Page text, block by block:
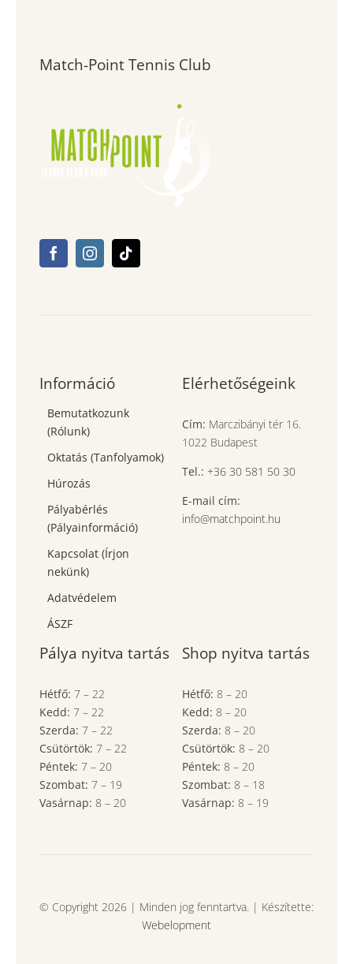
Match-Point Tennis Club
Információ
Bemutatkozunk
(Rólunk)
Oktatás (Tanfolyamok)
Húrozás
Pályabérlés
(Pályainformáció)
Kapcsolat (Írjon
nekünk)
Adatvédelem
ÁSZF
Elérhetőségeink
Cím: Marczibányi tér 16.
1022 Budapest
Tel.: +36 30 581 50 30
E-mail cím:
info@matchpoint.hu
Pálya nyitva tartás
Hétfő: 7 – 22
Kedd: 7 – 22
Szerda: 7 – 22
Csütörtök: 7 – 22
Péntek: 7 – 20
Szombat: 7 – 19
Vasárnap: 8 – 20
Shop nyitva tartás
Hétfő: 8 – 20
Kedd: 8 – 20
Szerda: 8 – 20
Csütörtök: 8 – 20
Péntek: 8 – 20
Szombat: 8 – 18
Vasárnap: 8 – 19
© Copyright 2026 | Minden jog fenntartva. | Készítette:
Webelopment